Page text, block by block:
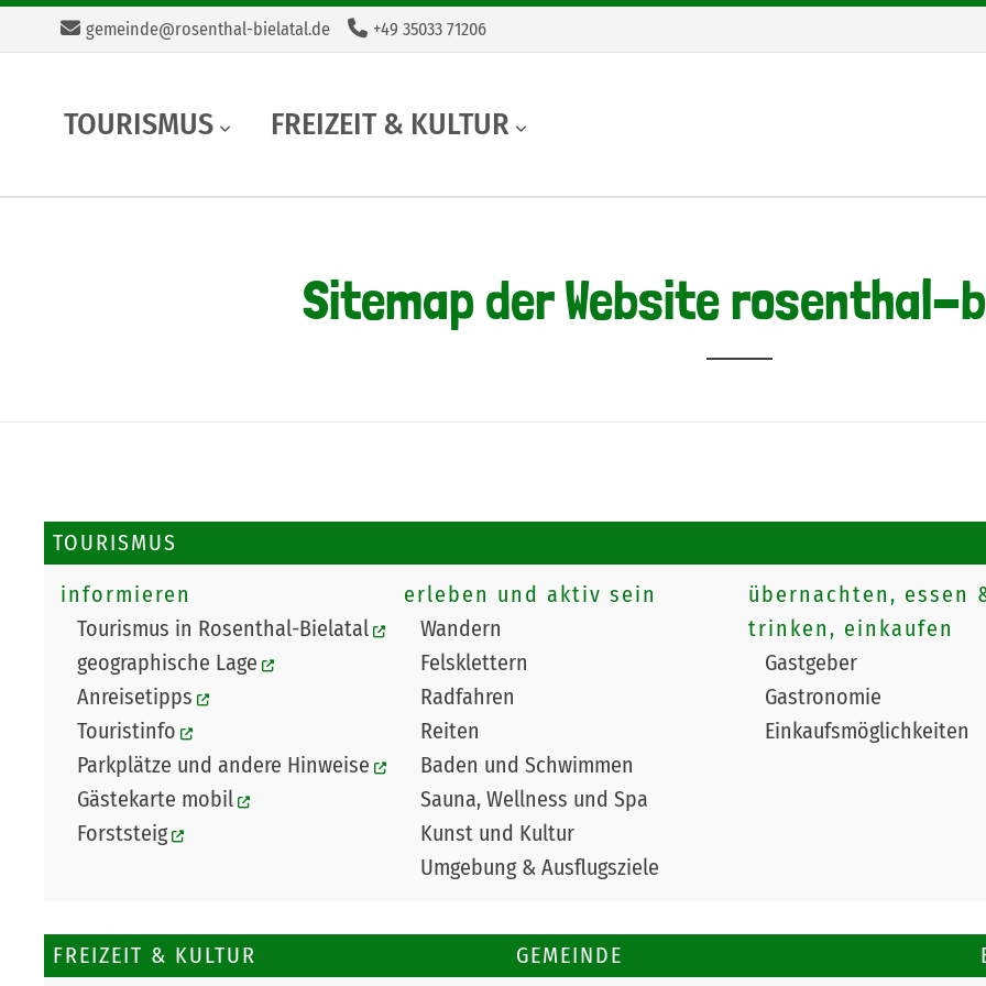
gemeinde@rosenthal-bielatal.de +49 35033 71206
TOURISMUS FREIZEIT & KULTUR
Sitemap der Website rosenthal-
TOURISMUS
informieren
Tourismus in Rosenthal-Bielatal
geographische Lage
Anreisetipps
Touristinfo
Parkplätze und andere Hinweise
Gästekarte mobil
Forststeig
erleben und aktiv sein
Wandern
Felsklettern
Radfahren
Reiten
Baden und Schwimmen
Sauna, Wellness und Spa
Kunst und Kultur
Umgebung & Ausflugsziele
übernachten, essen
trinken, einkaufen
Gastgeber
Gastronomie
Einkaufsmöglichkeiten
FREIZEIT & KULTUR
GEMEINDE
Navigation
überspringen